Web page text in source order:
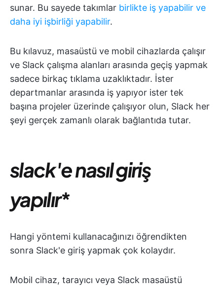
sunar. Bu sayede takımlar birlikte iş yapabilir ve
daha iyi işbirliği yapabilir.
Bu kılavuz, masaüstü ve mobil cihazlarda çalışır
ve Slack çalışma alanları arasında geçiş yapmak
sadece birkaç tıklama uzaklıktadır. İster
departmanlar arasında iş yapıyor ister tek
başına projeler üzerinde çalışıyor olun, Slack her
şeyi gerçek zamanlı olarak bağlantıda tutar.
slack'e nasıl giriş
yapılır*
Hangi yöntemi kullanacağınızı öğrendikten
sonra Slack'e giriş yapmak çok kolaydır.
Mobil cihaz, tarayıcı veya Slack masaüstü